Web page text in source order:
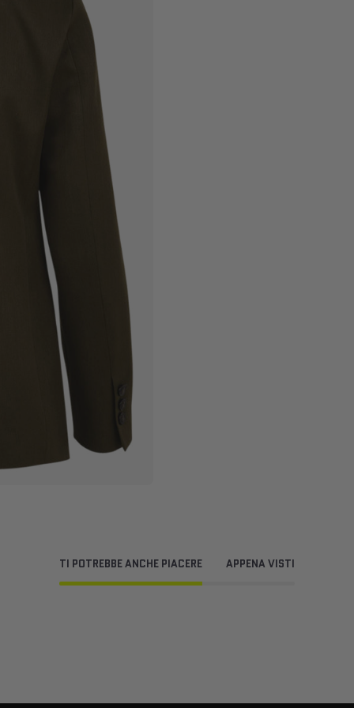
TI POTREBBE ANCHE PIACERE APPENA VISTI